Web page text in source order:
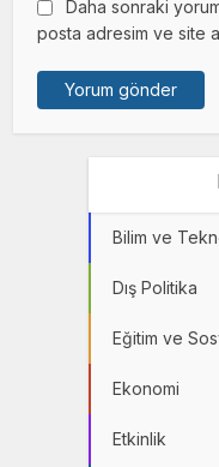
Daha sonraki
posta adresim ve site
Bilim ve
Dış Politika
Eğitim ve
Ekonomi
Etkinlik